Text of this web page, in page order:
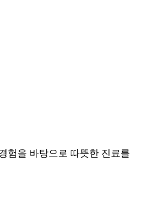
험을 바탕으로 따뜻한 진료를